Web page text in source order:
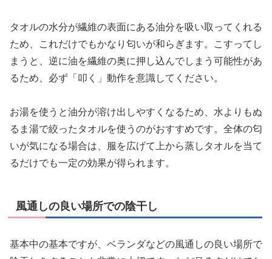
タオルの水分が繊維の表面にある油分を吸い取ってくれる
ため、これだけでもかなり匂いが和らぎます。こすってし
まうと、逆に油を繊維の奥に押し込んでしまう可能性があ
るため、必ず「叩く」動作を意識してください。
お湯を使うと油分が溶け出しやすくなるため、水よりもぬ
るま湯で絞ったタオルを使うのがおすすめです。全体の匂
いが気になる場合は、服を広げて上から蒸しタオルを当て
るだけでも一定の効果が得られます。
風通しの良い場所での陰干し
基本中の基本ですが、ベランダなどの風通しの良い場所で